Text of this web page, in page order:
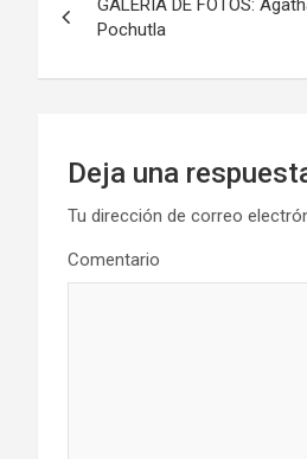
de
entradas
GALERÍA DE FOTOS:
Pochutla
Deja una
Tu dirección de correo
Comentario